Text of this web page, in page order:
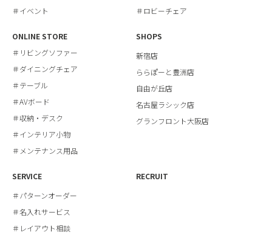
＃イベント
＃ロビーチェア
ONLINE STORE
＃リビングソファー
＃ダイニングチェア
＃テーブル
＃AVボード
＃収納・デスク
＃インテリア小物
＃メンテナンス用品
SHOPS
新宿店
ららぽーと豊洲店
自由が丘店
名古屋ラシック店
グランフロント大阪店
SERVICE
＃パターンオーダー
＃名入れサービス
＃レイアウト相談
RECRUIT